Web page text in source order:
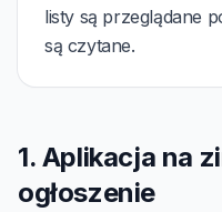
listy są przeglądane
są czytane.
1. Aplikacja na
ogłoszenie